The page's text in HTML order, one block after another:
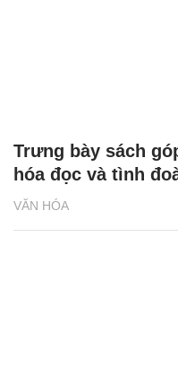
VĂN HÓA
Trưng bày sách
hóa đọc và tình